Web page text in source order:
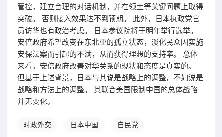
管控，建立合理的对话机制，并在领土等关键问题上取得
突破。 否则接入效果达不到预期。 此外，日本执政党官
员访华也有政治考虑。 日本参议院将于明年举行选举。
安倍政府希望改变在东北亚的孤立状态，淡化民众因实施
安保法案而引起的不满，从而获得理想的支持率。 总体
来看，安倍政府改善对华关系的现状和态度是真实的。
但基于上述背景，日本与其说是战略上的调整，不如说是
战略和方法上的调整。 其联合美国限制中国的总体战略
并无变化。
时政外交 日本中国 自民党